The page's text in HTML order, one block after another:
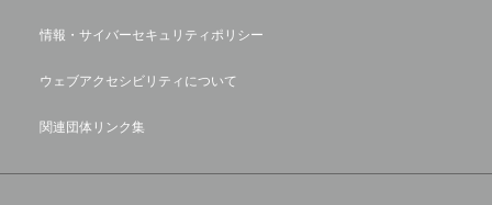
情報・サイバーセキュリティポリシー
ウェブアクセシビリティについて
関連団体リンク集